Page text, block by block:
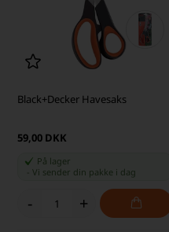
Black+Decker Havesaks
59,00 DKK
På lager
-Vi sender din pakke i dag
- +